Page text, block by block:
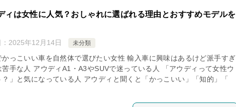
ィは女性に人気？おしゃれに選ばれる理由とおすすめモデルを
2025年12月14日 未分類
かっこいい車を自然体で選びたい女性 輸入車に興味はあるけど派手すぎ
苦手な人 アウディA1・A3やSUVで迷っている人 「アウディって女性ウ
？」と気になっている人 アウディと聞くと「かっこいい」「知的」「